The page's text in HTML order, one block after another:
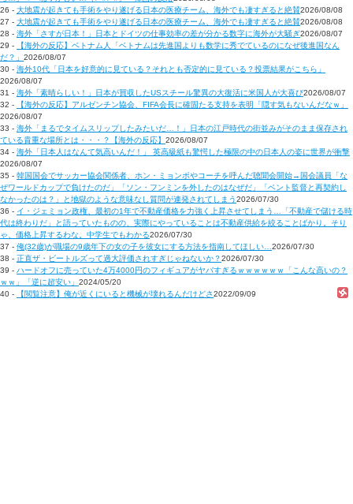
26 - 大地震が起きても手術をやり遂げる日本の医療チーム、海外でも凄すぎると絶賛2026/08/08
27 - 大地震が起きても手術をやり遂げる日本の医療チーム、海外でも凄すぎると絶賛2026/08/08
28 - 海外「さすが日本！」日本とドイツの仕事効率の差が分かる数字に海外が大騒ぎ2026/08/07
29 -
【海外の反応】ベトナム人「ベトナムは先進国よりも数学に秀でているのになぜ後進国なん
だ？」 2026/08/07
30 - 海外10代「日本を好意的に見ている？それとも否定的に見ている？投票結果がこちら」
2026/08/07
31 - 海外「素晴らしい！」日本が買収したUSスチール驚異の大復活に米国人が大喜び2026/08/07
32 -
【海外の反応】アルゼンチン協会、FIFA会長に確固たる支持を表明「隠す気もないんだなｗ」
2026/08/07
33 - 海外「まるでタイムスリップしたみたいだ…！」日本の江戸時代の街並みがそのまま保存され
ている貴重な場所とは・・・？【海外の反応】 2026/08/07
34 - 海外「日本人はなんて気高いんだ！」 英高級紙も驚愕した極限の中の日本人の姿に世界が衝撃
2026/08/07
35 - 韓国国会でサッカー協会関係者、ホン・ミョンボやコーチを呼んだ聴聞会開始→国会議員「な
ぜワールドカップで負けたのだ」「ソン・フンミンを外したのはなぜだ」「ベント監督と再契約し
なかったのは？」と地獄のような意味なし質問が連発されてしまう2026/07/30
36 - イ・ジェミョン政権、最初の1年で不動産価格を力強く上昇させてしまう…「不動産で儲ける時
代は終わりだ」と語っていたものの、実際にやっていることは不動産供給を絞ることばかり。そり
ゃ、価格上昇するわな。中学生でもわかる2026/07/30
37 - 俺(32歳)が職場の9歳年下の女の子を彼女にする方法を指南してほしい…2026/07/30
38 - 正直ザ・ビートルズって過大評価されすぎじゃねないか？2026/07/30
39 - ハードオフに売っていた4万4000円のフィギュアがヤバすぎるｗｗｗｗｗｗ「こんな高いの？
ｗｗ」「逆に超安い」 2024/05/20
40 -
【閲覧注意】俺が近くにいると機械が壊れるんだけどさ2022/09/09